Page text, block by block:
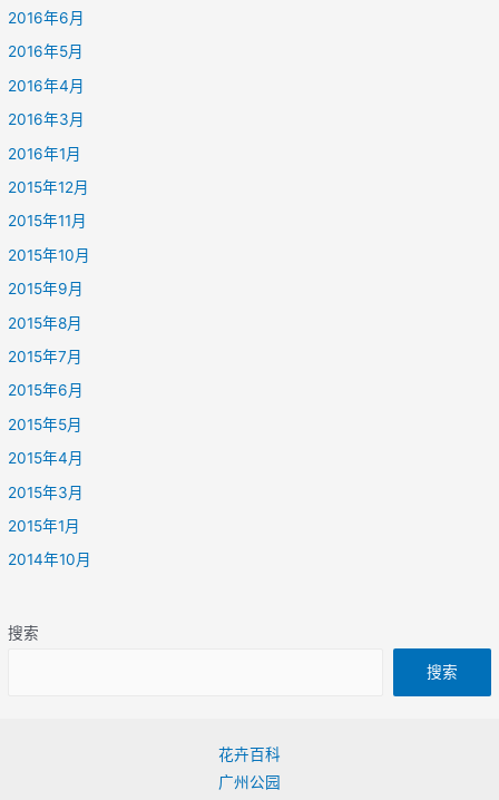
2016年6月
2016年5月
2016年4月
2016年3月
2016年1月
2015年12月
2015年11月
2015年10月
2015年9月
2015年8月
2015年7月
2015年6月
2015年5月
2015年4月
2015年3月
2015年1月
2014年10月
搜索
搜索
花卉百科
广州公园